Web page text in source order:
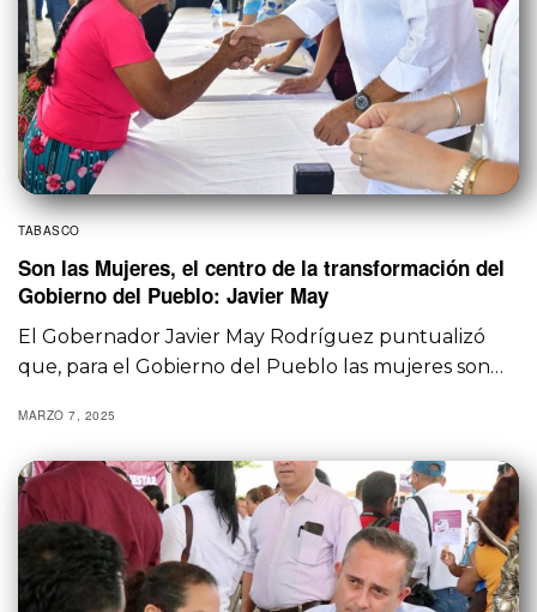
TABASCO
Son las Mujeres, el centro de la transformación del
Gobierno del Pueblo: Javier May
El Gobernador Javier May Rodríguez puntualizó
que, para el Gobierno del Pueblo las mujeres son…
MARZO 7, 2025